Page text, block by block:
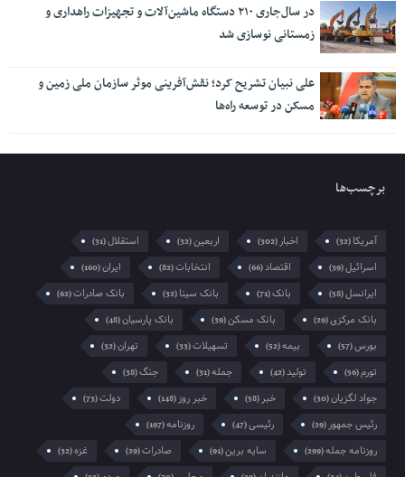
در سال‌جاری ۲۱۰ دستگاه ماشین‌آلات و تجهیزات راهداری و
زمستانی نوسازی شد
علی نبیان تشریح کرد؛ نقش‌آفرینی موثر سازمان ملی زمین و
مسکن در توسعه راه‌ها
برچسب‌ها
آمریکا(32) اخبار(302) اربعین(32) استقلال(31)
اسرائیل(39) اقتصاد(66) انتخابات(82) ایران(160)
ایرانسل(58) بانک(71) بانک سینا(32) بانک صادرات(62)
بانک مرکزی(29) بانک مسکن(39) بانک پارسیان(48)
بورس(57) بیمه(52) تسهیلات(33) تهران(32)
تورم(56) تولید(42) جمله(31) جنگ(38)
جواد لگزیان(30) خبر(58) خبر روز(148) دولت(73)
رئیس جمهور(29) رئیسی(47) روزنامه(197)
روزنامه جمله(299) سایه برین(91) صادرات(29) غزه(32)